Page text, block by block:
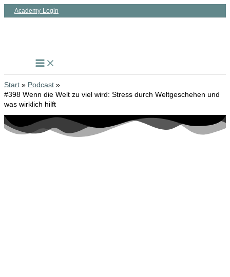
ZumAcademy-Login
Start
Podcast
#398 Wenn die Welt zu viel wird: Stress durch Weltgeschehen und
was wirklich hilft